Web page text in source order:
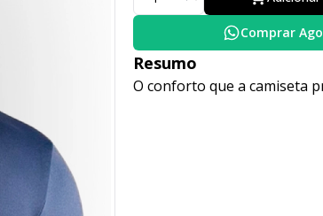
Comprar
Resumo
O conforto que a camiseta